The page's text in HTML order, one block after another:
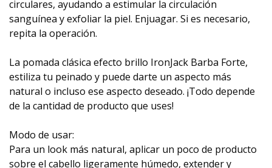
circulares, ayudando a estimular la circulación
sanguínea y exfoliar la piel. Enjuagar. Si es necesario,
repita la operación.
La pomada clásica efecto brillo IronJack Barba Forte,
estiliza tu peinado y puede darte un aspecto más
natural o incluso ese aspecto deseado. ¡Todo depende
de la cantidad de producto que uses!
Modo de usar:
Para un look más natural, aplicar un poco de producto
sobre el cabello ligeramente húmedo, extender y